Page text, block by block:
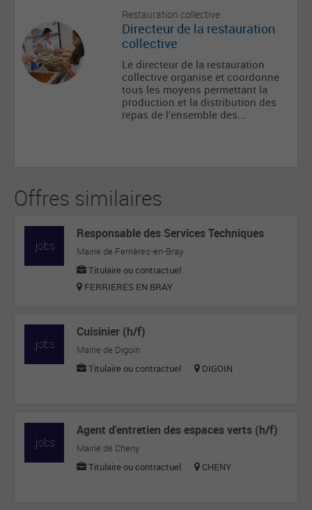
Restauration collective
Directeur de la restauration
collective
Le directeur de la restauration
collective organise et coordonne
tous les moyens permettant la
production et la distribution des
repas de l’ensemble des...
Offres similaires
Responsable des Services Techniques
Mairie de Ferrières-en-Bray
Titulaire ou contractuel
FERRIERES EN BRAY
Cuisinier (h/f)
Mairie de Digoin
Titulaire ou contractuel
DIGOIN
Agent d'entretien des espaces verts (h/f)
Mairie de Cheny
Titulaire ou contractuel
CHENY